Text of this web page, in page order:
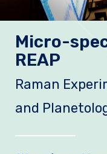
Le Laboratoire
Recherche
Instrumentation
Actualités
Formation et
Micro-
REAP
Raman
and